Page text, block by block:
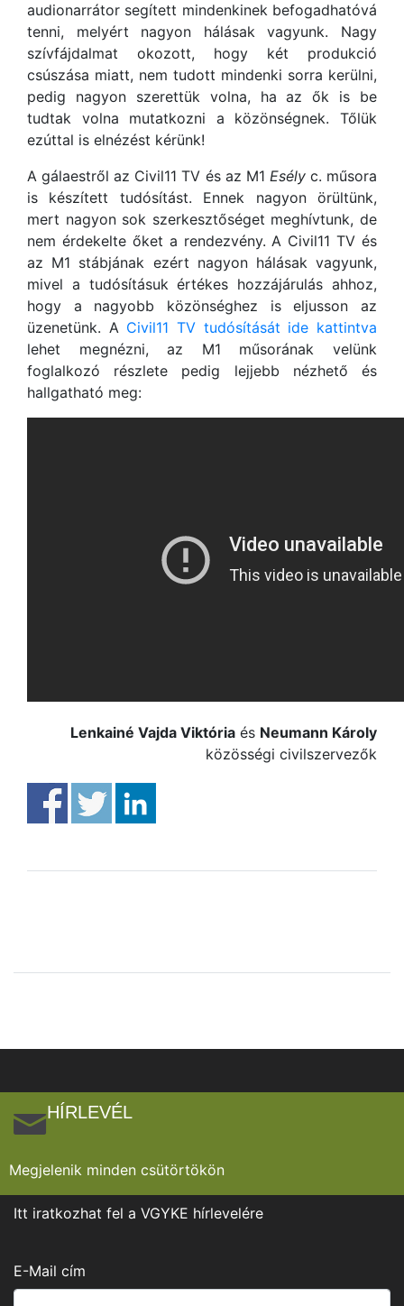
audionarrátor segített mindenkinek befogadhatóvá
tenni, melyért nagyon hálásak vagyunk. Nagy
szívfájdalmat okozott, hogy két produkció
csúszása miatt, nem tudott mindenki sorra kerülni,
pedig nagyon szerettük volna, ha az ők is be
tudtak volna mutatkozni a közönségnek. Tőlük
ezúttal is elnézést kérünk!
A gálaestről az Civil11 TV és az M1 Esélyc. műsora
is készített tudósítást. Ennek nagyon örültünk,
mert nagyon sok szerkesztőséget meghívtunk, de
nem érdekelte őket a rendezvény. A Civil11 TV és
az M1 stábjának ezért nagyon hálásak vagyunk,
mivel a tudósításuk értékes hozzájárulás ahhoz,
hogy a nagyobb közönséghez is eljusson az
üzenetünk. A Civil11 TV tudósítását ide kattintva
lehet megnézni, az M1 műsorának velünk
foglalkozó részlete pedig lejjebb nézhető és
hallgatható meg:
Lenkainé Vajda Viktória és Neumann Károly
közösségi civilszervezők
HÍRLEVÉL
Megjelenik minden csütörtökön
Itt iratkozhat fel a VGYKE hírlevelére
E-Mail cím